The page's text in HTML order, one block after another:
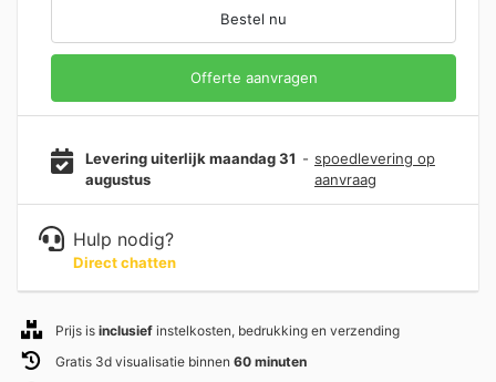
Bestel nu
Offerte aanvragen
Levering uiterlijk maandag 31
augustus
- spoedlevering op
aanvraag
Hulp nodig?
Direct chatten
Prijs is inclusief instelkosten, bedrukking en verzending
Gratis 3d visualisatie binnen 60 minuten